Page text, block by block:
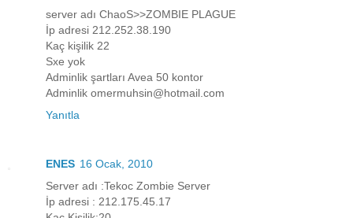
server adı ChaoS>>ZOMBIE PLAGUE
İp adresi 212.252.38.190
Kaç kişilik 22
Sxe yok
Adminlik şartları Avea 50 kontor
Adminlik omermuhsin@hotmail.com
Yanıtla
ENES 16 Ocak, 2010
Server adı :Tekoc Zombie Server
İp adresi : 212.175.45.17